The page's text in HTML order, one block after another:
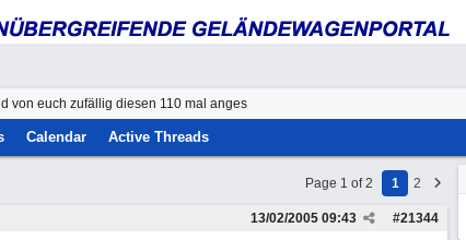
von euch zufällig diesen 110 mal anges
Calendar Active Threads
Page 1 of 2 1 2
#21344
13/02/2005 09:43